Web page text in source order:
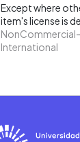
Except where
item's license is
International